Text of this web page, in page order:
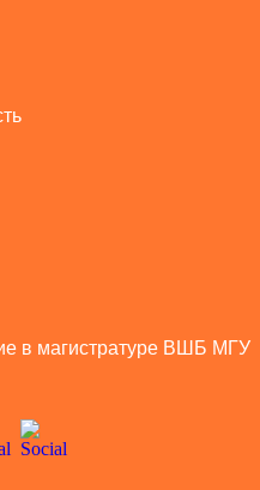
в магистратуре ВШБ МГУ